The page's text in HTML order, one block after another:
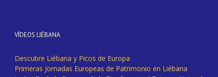
VÍDEOS LIÉBANA
Descubre Liébana y Picos de Europa
Primeras Jornadas Europeas de Patrimonio en Liébana